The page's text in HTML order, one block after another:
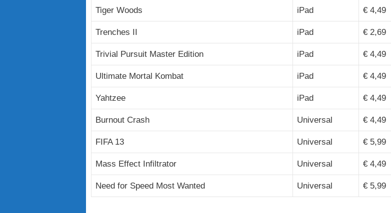
Tiger Woods iPad € 4,49
Trenches II iPad € 2,69
Trivial Pursuit Master Edition iPad € 4,49
Ultimate Mortal Kombat iPad € 4,49
Yahtzee iPad € 4,49
Burnout Crash Universal € 4,49
FIFA 13 Universal € 5,99
Mass Effect Infiltrator Universal € 4,49
Need for Speed Most Wanted Universal € 5,99